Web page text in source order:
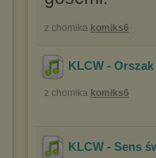
z chomika komiks6
KLCW -
z chomika komiks6
KLCW - Sens